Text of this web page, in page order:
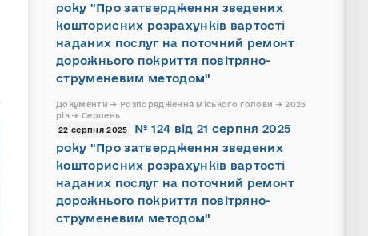
року "Про затвердження зведених
кошторисних розрахунків вартості
наданих послуг на поточний ремонт
дорожнього покриття повітряно-
струменевим методом"
Документи → Розпорядження міського голови → 2025
рік → Серпень
22 серпня 2025
№ 124 від 21 серпня 2025
року "Про затвердження зведених
кошторисних розрахунків вартості
наданих послуг на поточний ремонт
дорожнього покриття повітряно-
струменевим методом"